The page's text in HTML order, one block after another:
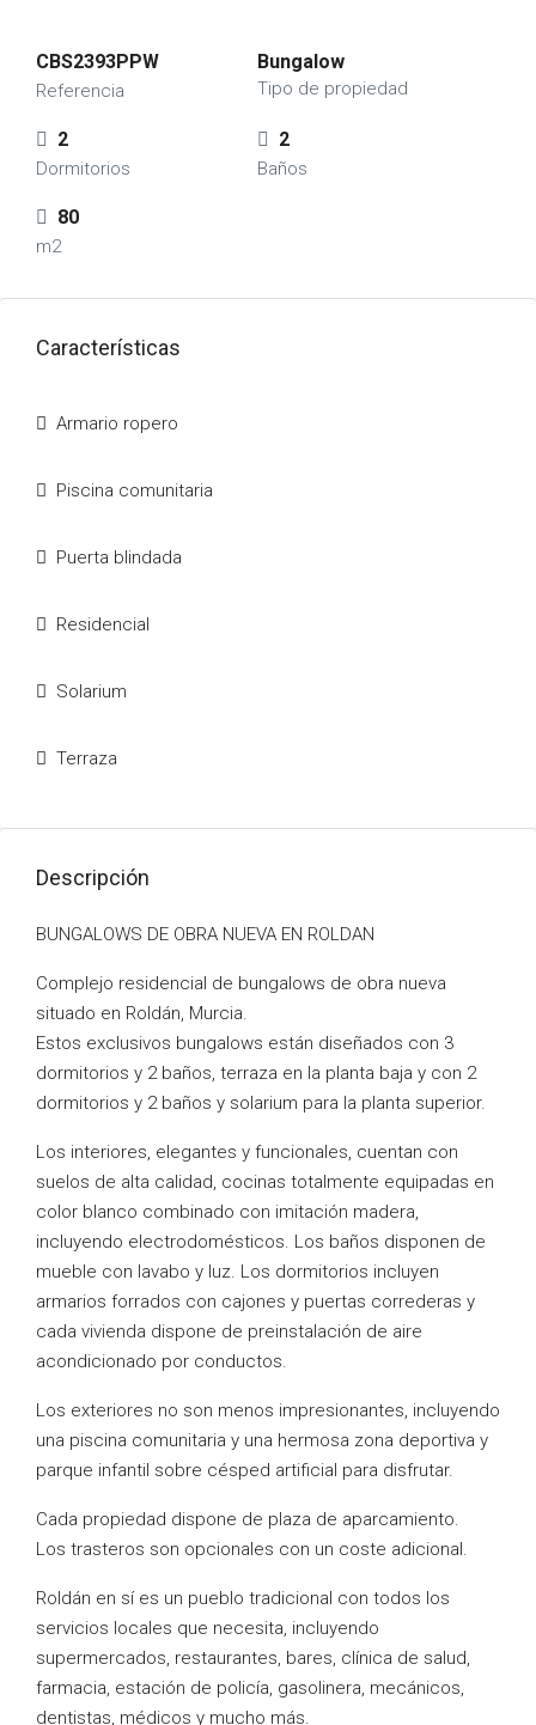
CBS2393PPW
Referencia
Bungalow
Tipo de propiedad
2
Dormitorios
2
Baños
80
m2
Características
Armario ropero
Piscina comunitaria
Puerta blindada
Residencial
Solarium
Terraza
Descripción
BUNGALOWS DE OBRA NUEVA EN ROLDAN
Complejo residencial de bungalows de obra nueva
situado en Roldán, Murcia.
Estos exclusivos bungalows están diseñados con 3
dormitorios y 2 baños, terraza en la planta baja y con 2
dormitorios y 2 baños y solarium para la planta superior.
Los interiores, elegantes y funcionales, cuentan con
suelos de alta calidad, cocinas totalmente equipadas en
color blanco combinado con imitación madera,
incluyendo electrodomésticos. Los baños disponen de
mueble con lavabo y luz. Los dormitorios incluyen
armarios forrados con cajones y puertas correderas y
cada vivienda dispone de preinstalación de aire
acondicionado por conductos.
Los exteriores no son menos impresionantes, incluyendo
una piscina comunitaria y una hermosa zona deportiva y
parque infantil sobre césped artificial para disfrutar.
Cada propiedad dispone de plaza de aparcamiento.
Los trasteros son opcionales con un coste adicional.
Roldán en sí es un pueblo tradicional con todos los
servicios locales que necesita, incluyendo
supermercados, restaurantes, bares, clínica de salud,
farmacia, estación de policía, gasolinera, mecánicos,
dentistas, médicos y mucho más.